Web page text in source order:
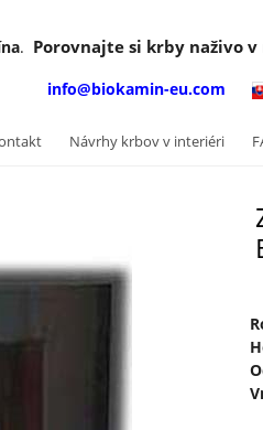
. Porovnajte si krby naživo
info@biokamin-eu.com
Návrhy krbov v interiéri